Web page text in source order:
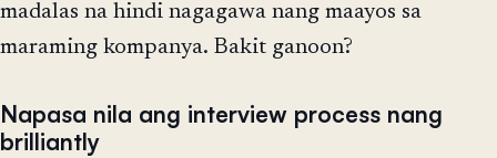
madalas na hindi nagagawa nang maayos sa
maraming kompanya. Bakit ganoon?
Napasa nila ang interview process nang
brilliantly